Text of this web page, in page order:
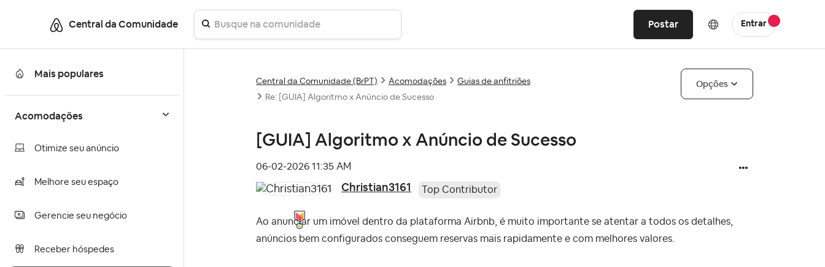
Central da Comunidade Postar Entrar
Mais populares
Acomodações
Otimize seu anúncio
Melhore seu espaço
Gerencie seu negócio
Receber hóspedes
Central da Comunidade (BrPT) Acomodações
Guias de anfitriões
Re: [GUIA] Algoritmo x Anúncio de Sucesso
Opções
[GUIA] Algoritmo x Anúncio de Sucesso
‎06-02-2026 11:35 AM
Christian3161 Top Contributor
Ao anunciar um imóvel dentro da plataforma Airbnb, é muito importante se atentar a todos os detalhes,
anúncios bem configurados conseguem reservas mais rapidamente e com melhores valores.